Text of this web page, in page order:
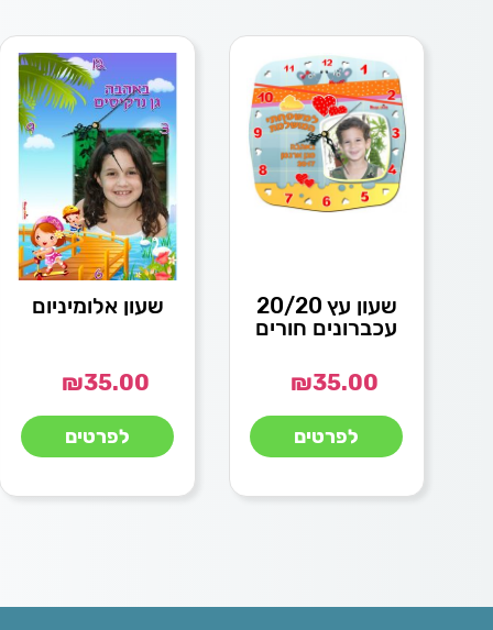
שעון עץ 20/20
עכברונים חורים
₪35.00
לפרטים
שעון אלומיניום
₪35.00
לפרטים